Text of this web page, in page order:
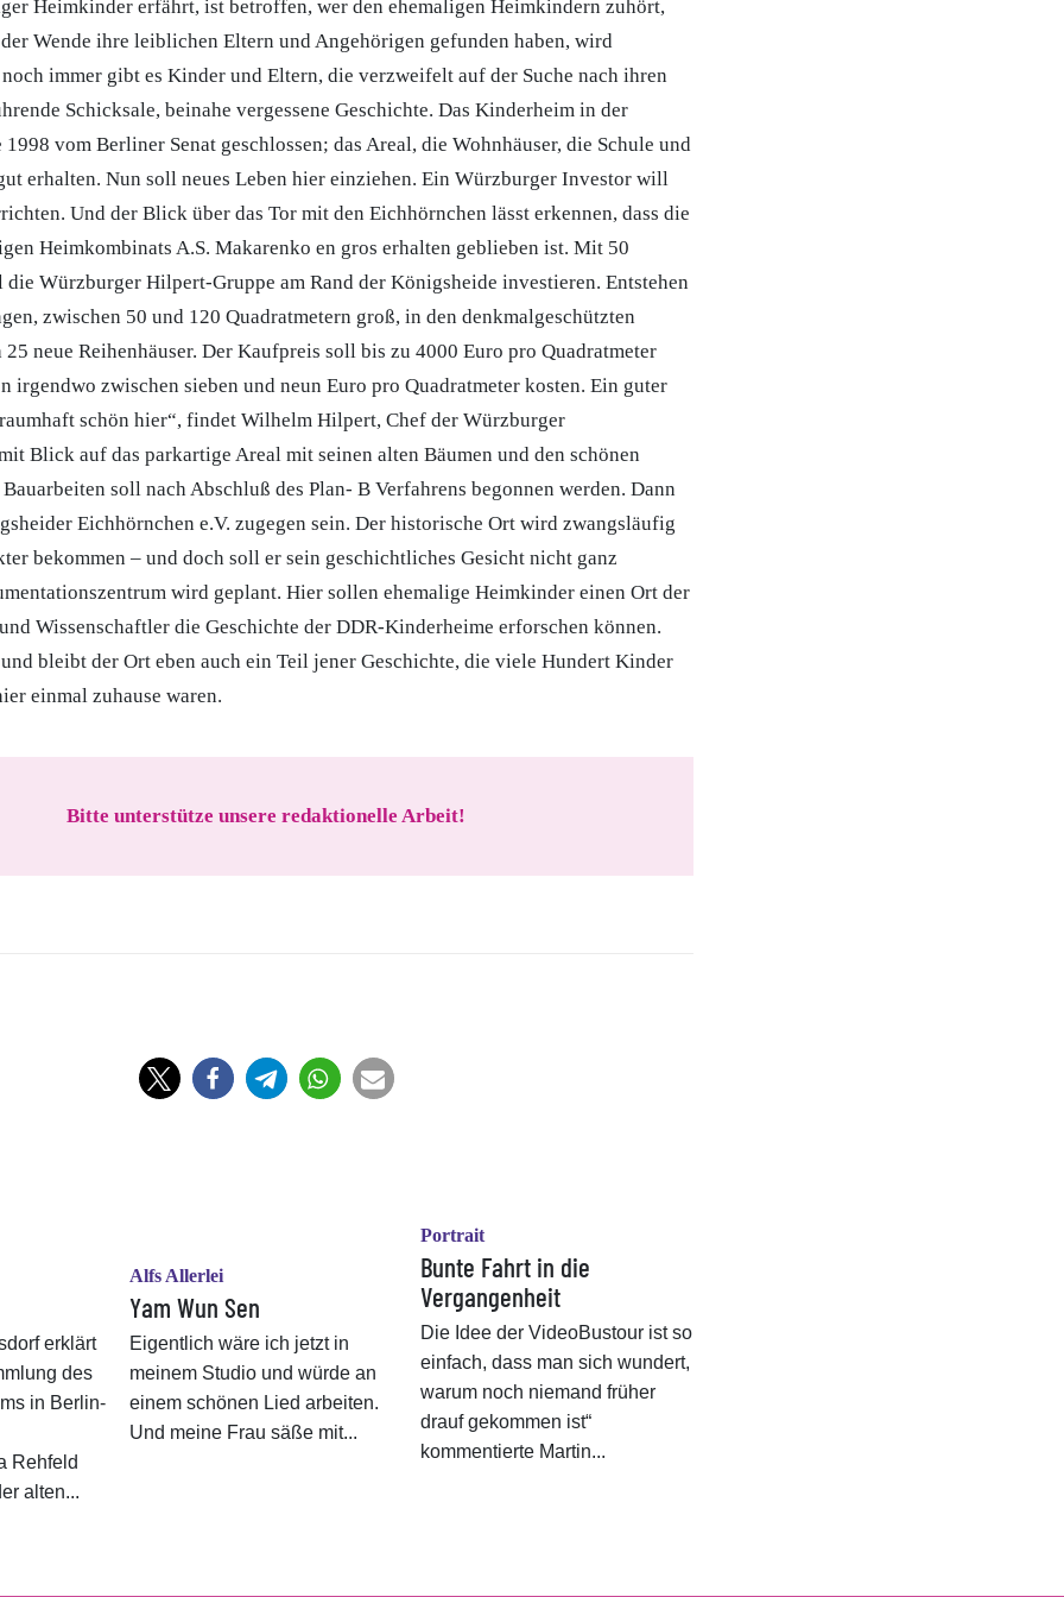
Heimkinder erfährt, ist betroffen, wer den ehemaligen Heimkindern zuhört,
Wende ihre leiblichen Eltern und Angehörigen gefunden haben, wird
immer gibt es Kinder und Eltern, die verzweifelt auf der Suche nach ihren
Schicksale, beinahe vergessene Geschichte. Das Kinderheim in der
vom Berliner Senat geschlossen; das Areal, die Wohnhäuser, die Schule und
erhalten. Nun soll neues Leben hier einziehen. Ein Würzburger Investor will
Und der Blick über das Tor mit den Eichhörnchen lässt erkennen, dass die
Heimkombinats A.S. Makarenko en gros erhalten geblieben ist. Mit 50
Würzburger Hilpert-Gruppe am Rand der Königsheide investieren. Entstehen
zwischen 50 und 120 Quadratmetern groß, in den denkmalgeschützten
25 neue Reihenhäuser. Der Kaufpreis soll bis zu 4000 Euro pro Quadratmeter
irgendwo zwischen sieben und neun Euro pro Quadratmeter kosten. Ein guter
schön hier“, findet Wilhelm Hilpert, Chef der Würzburger
Blick auf das parkartige Areal mit seinen alten Bäumen und den schönen
soll nach Abschluß des Plan- B Verfahrens begonnen werden. Dann
Eichhörnchen e.V. zugegen sein. Der historische Ort wird zwangsläufig
bekommen – und doch soll er sein geschichtliches Gesicht nicht ganz
wird geplant. Hier sollen ehemalige Heimkinder einen Ort der
Wissenschaftler die Geschichte der DDR-Kinderheime erforschen können.
bleibt der Ort eben auch ein Teil jener Geschichte, die viele Hundert Kinder
einmal zuhause waren.
Bitte unterstütze unsere redaktionelle Arbeit!
erklärt
des
in Berlin-
Rehfeld
alten...
Alfs Allerlei
Yam Wun Sen
Eigentlich wäre ich jetzt in
meinem Studio und würde an
einem schönen Lied arbeiten.
Und meine Frau säße mit...
Portrait
Bunte Fahrt in die
Vergangenheit
Die Idee der VideoBustour ist so
einfach, dass man sich wundert,
warum noch niemand früher
drauf gekommen ist“
kommentierte Martin...